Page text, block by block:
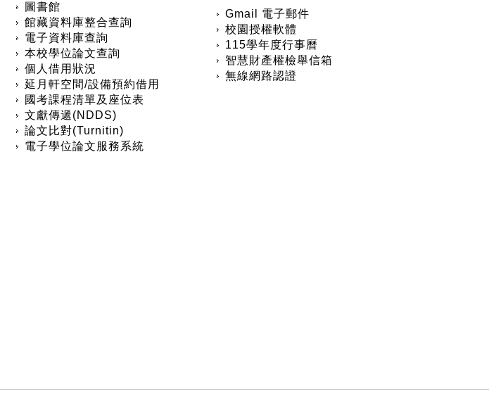
圖書館
館藏資料庫整合查詢
電子資料庫查詢
本校學位論文查詢
個人借用狀況
延月軒空間/設備預約借用
國考課程清單及座位表
文獻傳遞(NDDS)
論文比對(Turnitin)
電子學位論文服務系統
Gmail 電子郵件
校園授權軟體
115學年度行事曆
智慧財產權檢舉信箱
無線網路認證